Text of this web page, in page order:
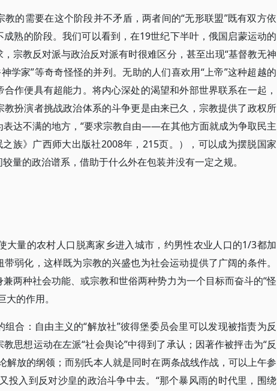
的需要在这个阶段并不矛盾，两者间的“无形联盟”既有双方依
熟的阶段。我们可以看到，在19世纪下半叶，俄国启蒙运动的
宗教反对派与政治反对派有时很难区分，甚至出现“基督教无神
学家”等奇奇怪怪的并列。无助的人们喜欢用“上帝”这种超越的
作便具有超能力。将内心深处的渴望和外部世界联系在一起，
扮演者挑战政治体系的斗争更是由来已久，宗教提供了政权所
达不满的地方，“要求宗教自由——在其他方面就成为争取民主
之族》广西师大出版社2008年，215页。），可以成为摆脱国家
量的政治谱系，借助于什么外在包装并没有一定之规。
大量的农村人口脱离家乡进入城市，约男性农业人口的1/3都加
弱化，这样既为宗教的兴盛也为社会运动提供了广阔的条件。
两种社会功能、或宗教和世俗两种势力为一个目标而奋斗的“怪
的作用。
合：自由主义的“解放社”彼得堡委员会里可以发现被指责为反
思想运动在左派“社会舆论”中得到了承认；因著作被抨击为“反
解放的纲领；而别氏本人就是同时在两条战线作战，可以上午参
投入到反对沙皇的政治斗争中去。“那个暴风雨的时代里，围绕